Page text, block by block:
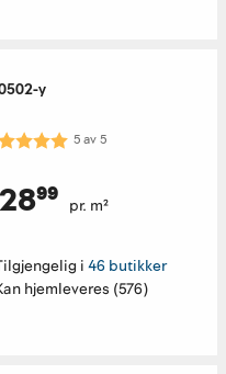
y
5.0 av 5 mulige
5av5
pr. m²
i 46 butikker
hjemleveres (576)